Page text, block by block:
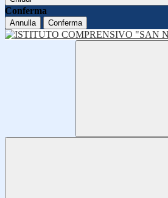
Conferma
Annulla Conferma